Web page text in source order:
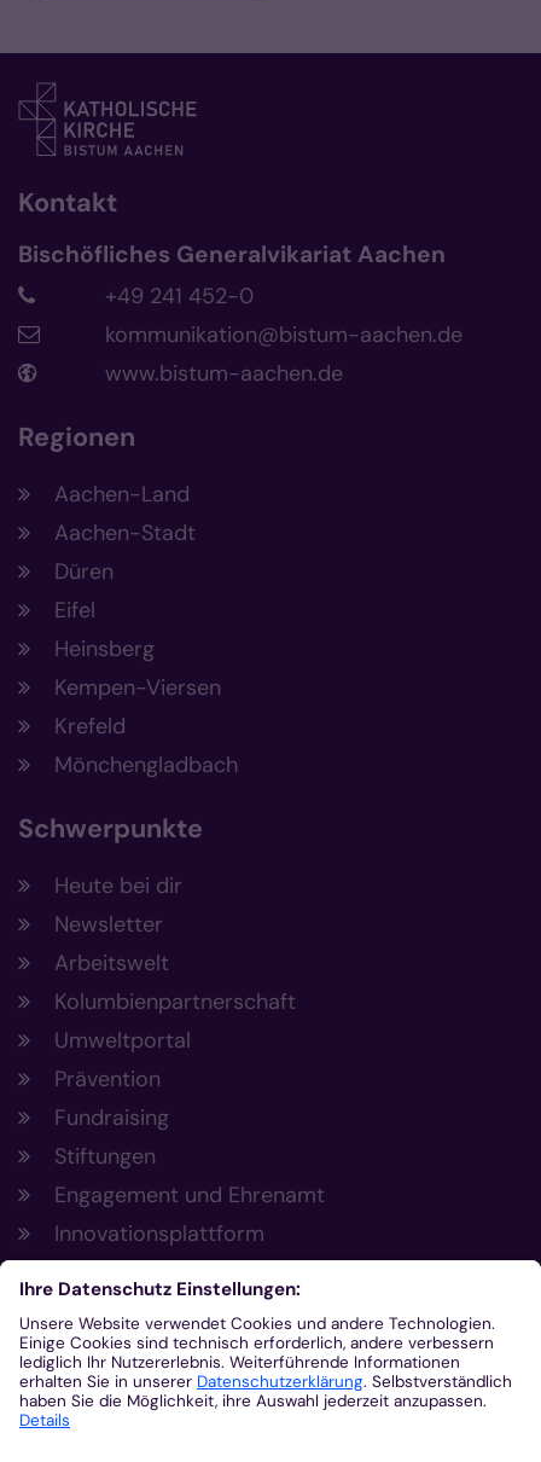
Kontakt
Bischöfliches Generalvikariat Aachen
+49 241 452-0
kommunikation@bistum-aachen.de
www.bistum-aachen.de
Regionen
Aachen-Land
Aachen-Stadt
Düren
Eifel
Heinsberg
Kempen-Viersen
Krefeld
Mönchengladbach
Schwerpunkte
Heute bei dir
Newsletter
Arbeitswelt
Kolumbienpartnerschaft
Umweltportal
Prävention
Fundraising
Stiftungen
Engagement und Ehrenamt
Innovationsplattform
Aus der Plattform
Nachrichten
Veranstaltungen
Gottesdienste